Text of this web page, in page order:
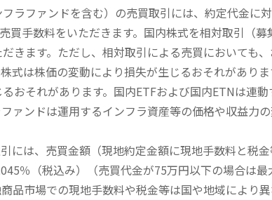
ラファンドを含む）の売買取引には、約定代金に
手数料をいただきます。国内株式を相対取引（募
きます。ただし、相対取引による売買においても
式は株価の変動により損失が生じるおそれがあり
おそれがあります。国内ETFおよび国内ETNは連
ァンドは運用するインフラ資産等の価格や収益力
には、売買金額（現地約定金額に現地手数料と税
％（税込み）（売買代金が75万円以下の場合は
品市場での現地手数料や税金等は国や地域により